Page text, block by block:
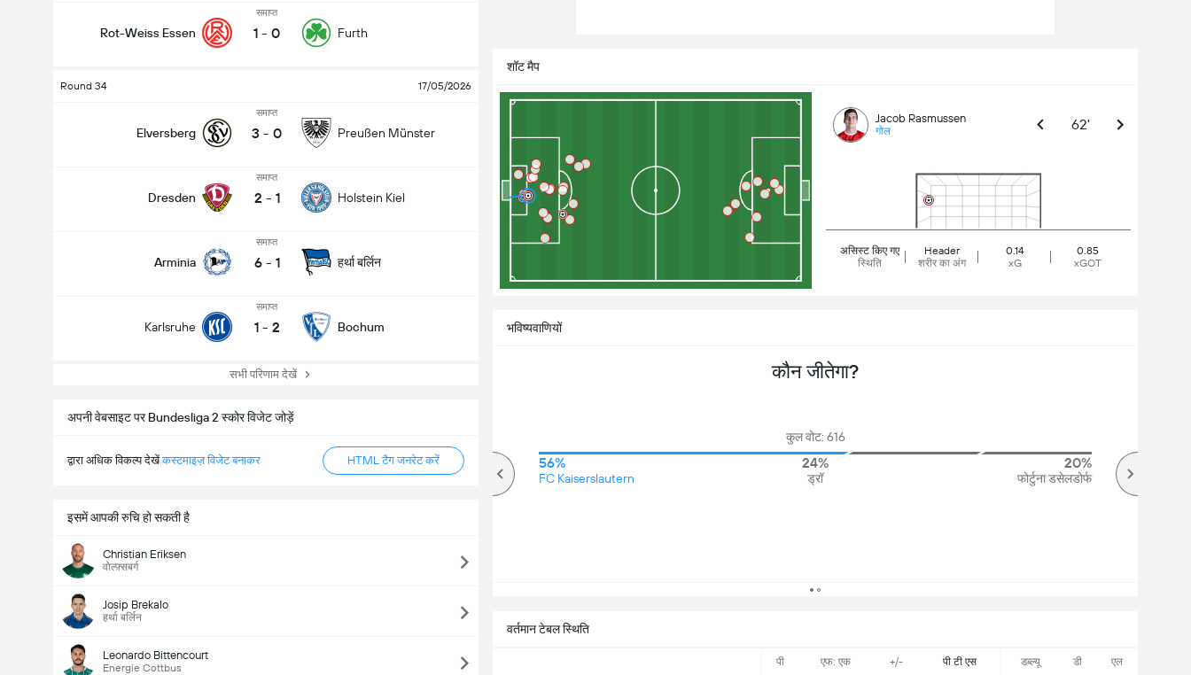
Rot-Weiss Essen
समाप्त
1 - 0 Furth
Round 34 17/05/2026
Elversberg
समाप्त
3 - 0 Preußen Münster
Dresden
समाप्त
2 - 1 Holstein Kiel
Arminia
समाप्त
6 - 1 हर्था बर्लिन
Karlsruhe
समाप्त
1 - 2 Bochum
सभी परिणाम देखें
अपनी वेबसाइट पर Bundesliga 2 स्कोर विजेट जोड़ें
द्वारा अधिक विकल्प देखेंकस्टमाइज़ विजेट बनाकर HTML टैग जनरेट करें
इसमें आपकी रुचि हो सकती है
Christian Eriksen
वोल्फ़्सबर्ग
Josip Brekalo
हर्था बर्लिन
Leonardo Bittencourt
Energie Cottbus
शॉट मैप
Jacob Rasmussen
गोल 62'
असिस्ट किए गए
स्थिति
Header
शरीर का अंग
0.14
xG
0.85
xGOT
वर्तमान टेबल स्थिति
पी एफ: एक +/- पी टी एस डब्ल्यू डी एल
भविष्यवाणियों
कौन जीतेगा?
कुल वोट: 616
56%
FC Kaiserslautern
24%
ड्रॉ
20%
फोर्टुना डसेलडोर्फ
मैच में कुल गोल (2.5)
82%
ऊपर